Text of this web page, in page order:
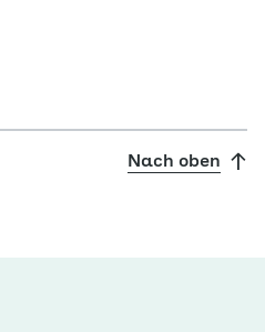
Nach oben